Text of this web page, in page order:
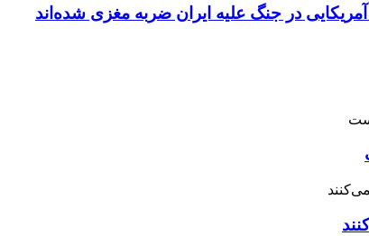
در جنگ علیه ایران ضربه مغزی شده‌اند